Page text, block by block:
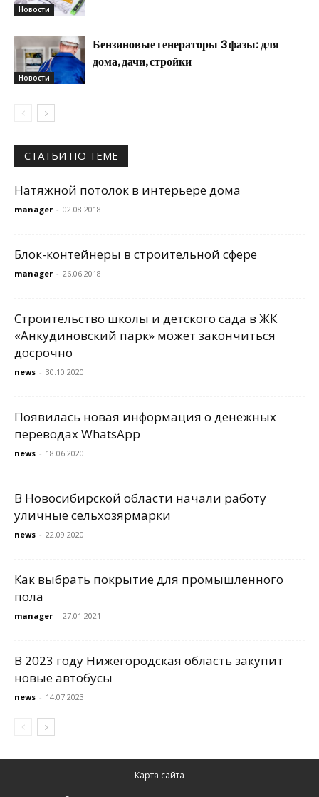
Новости
Новости
Бензиновые генераторы 3 фазы: для
дома, дачи, стройки
СТАТЬИ ПО ТЕМЕ
Натяжной потолок в интерьере дома
manager - 02.08.2018
Блок-контейнеры в строительной сфере
manager - 26.06.2018
Строительство школы и детского сада в ЖК
«Анкудиновский парк» может закончиться
досрочно
news - 30.10.2020
Появилась новая информация о денежных
переводах WhatsApp
news - 18.06.2020
В Новосибирской области начали работу
уличные сельхозярмарки
news - 22.09.2020
Как выбрать покрытие для промышленного
пола
manager - 27.01.2021
В 2023 году Нижегородская область закупит
новые автобусы
news - 14.07.2023
Карта сайта